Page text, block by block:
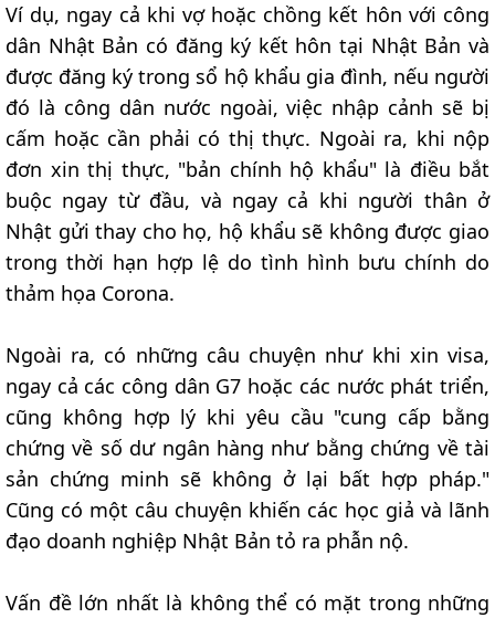
Ví dụ, ngay cả khi vợ hoặc chồng kết hôn với công
dân Nhật Bản có đăng ký kết hôn tại Nhật Bản và
được đăng ký trong sổ hộ khẩu gia đình, nếu người
đó là công dân nước ngoài, việc nhập cảnh sẽ bị
cấm hoặc cần phải có thị thực. Ngoài ra, khi nộp
đơn xin thị thực, "bản chính hộ khẩu" là điều bắt
buộc ngay từ đầu, và ngay cả khi người thân ở
Nhật gửi thay cho họ, hộ khẩu sẽ không được giao
trong thời hạn hợp lệ do tình hình bưu chính do
thảm họa Corona.
Ngoài ra, có những câu chuyện như khi xin visa,
ngay cả các công dân G7 hoặc các nước phát triển,
cũng không hợp lý khi yêu cầu "cung cấp bằng
chứng về số dư ngân hàng như bằng chứng về tài
sản chứng minh sẽ không ở lại bất hợp pháp."
Cũng có một câu chuyện khiến các học giả và lãnh
đạo doanh nghiệp Nhật Bản tỏ ra phẫn nộ.
Vấn đề lớn nhất là không thể có mặt trong những